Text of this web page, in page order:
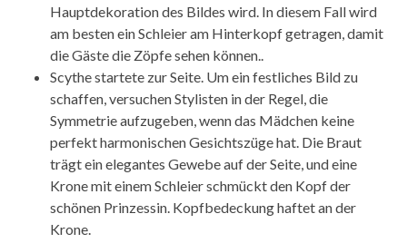
Hauptdekoration des Bildes wird. In diesem Fall wird
am besten ein Schleier am Hinterkopf getragen, damit
die Gäste die Zöpfe sehen können..
Scythe startete zur Seite. Um ein festliches Bild zu
schaffen, versuchen Stylisten in der Regel, die
Symmetrie aufzugeben, wenn das Mädchen keine
perfekt harmonischen Gesichtszüge hat. Die Braut
trägt ein elegantes Gewebe auf der Seite, und eine
Krone mit einem Schleier schmückt den Kopf der
schönen Prinzessin. Kopfbedeckung haftet an der
Krone.